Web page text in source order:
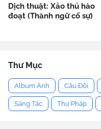
Dịch thuật: Xảo thủ hào
đoạt (Thành ngữ cố sự)
Thư Mục
Album Ảnh Câu Đối
Sáng Tác Thư Pháp